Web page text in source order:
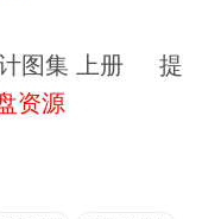
计图集 上册 提
资源